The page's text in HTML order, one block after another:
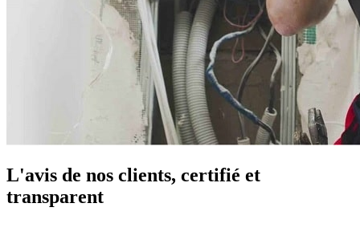
L'avis de nos clients, certifié et
transparent